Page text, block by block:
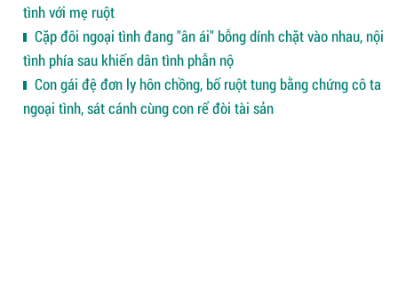
tình với mẹ ruột
Cặp đôi ngoại tình đang "ân ái" bỗng dính chặt vào nhau, nội
tình phía sau khiến dân tình phẫn nộ
Con gái đệ đơn ly hôn chồng, bố ruột tung bằng chứng cô ta
ngoại tình, sát cánh cùng con rể đòi tài sản